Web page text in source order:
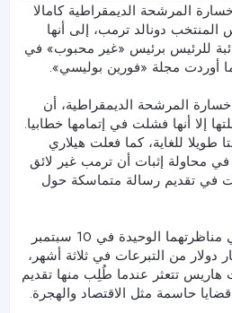
المرشحة الديمقراطية كامالا
دونالد ترمب، إلى أنها
للرئيس برئيس «غير محبوب» في
أوردت مجلة «فورين بوليسي».
المرشحة الديمقراطية، أن
إلا أنها فشلت في إتمامها خطابيا.
طويلا للغاية، كما فعلت هيلاري
كلينتون في انتخابات 2016 في محاولة إثبات أن ترمب غير لائق
في تقديم رسالة متماسكة حول
ورغم التغلب على ترمب في مناظرتهما الوحيدة في 10 سبتمبر
دولار من التبرعات في ثلاثة أشهر،
تتعثر عندما طُلِب منها تقديم
حاسمة مثل الاقتصاد والهجرة.